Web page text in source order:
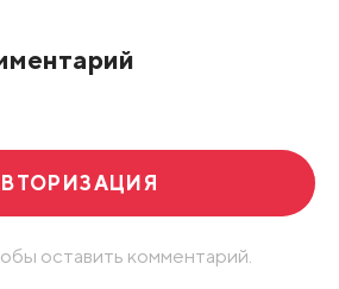
оставить комментарий.